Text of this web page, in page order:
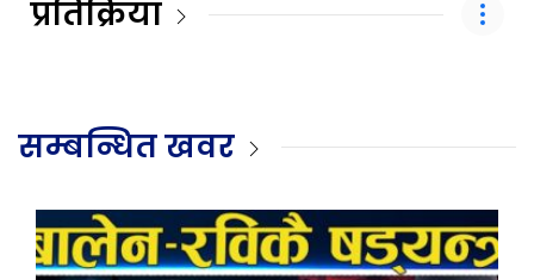
प्रतिक्रिया
सम्बन्धित खवर